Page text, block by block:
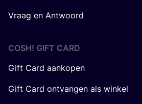
Vraag en Antwoord
COSH! GIFT CARD
Gift Card aankopen
Gift Card ontvangen als winkel